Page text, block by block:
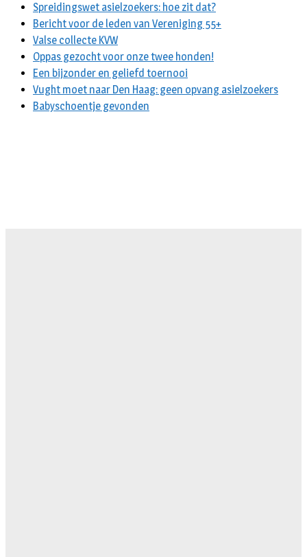
Spreidingswet asielzoekers: hoe zit dat?
Bericht voor de leden van Vereniging 55+
Valse collecte KVW
Oppas gezocht voor onze twee honden!
Een bijzonder en geliefd toernooi
Vught moet naar Den Haag: geen opvang asielzoekers
Babyschoentje gevonden